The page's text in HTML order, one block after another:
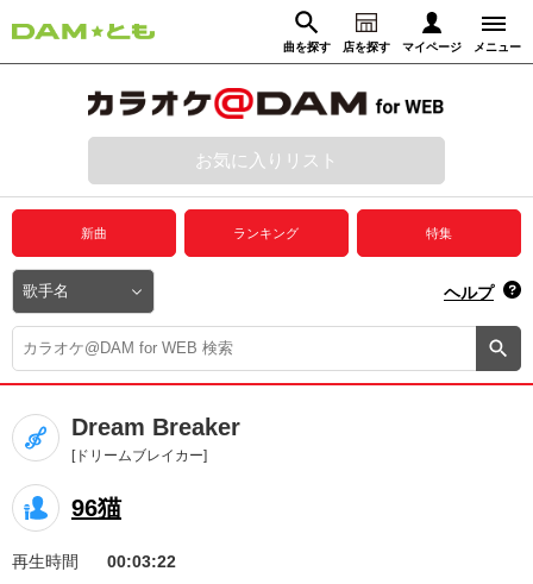
曲を探す 店を探す マイページ メニュー
動画からさがす 録音からさがす
ログイン
プレミアムサービス
DAM★とも動画
DAM★とも録音
カラオケ＠DAM
ユーザー検索
キャンペーン
お知らせ よくあるご質問
お気に入りリスト
新曲 ランキング 特集
ヘルプ
Dream Breaker
[ドリームブレイカー]
96猫
再生時間
00:03:22